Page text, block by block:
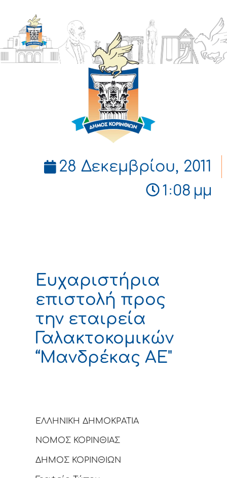
ΔΗΜΟΣ
ΚΟΡΙΝΘΙΩΝ
28 Δεκεμβρίου, 2011
1:08 μμ
Ευχαριστήρια
επιστολή προς
την εταιρεία
Γαλακτοκομικών
“Μανδρέκας ΑΕ"
ΕΛΛΗΝΙΚΗ ΔΗΜΟΚΡΑΤΙΑ
ΝΟΜΟΣ ΚΟΡΙΝΘΙΑΣ
ΔΗΜΟΣ ΚΟΡΙΝΘΙΩΝ